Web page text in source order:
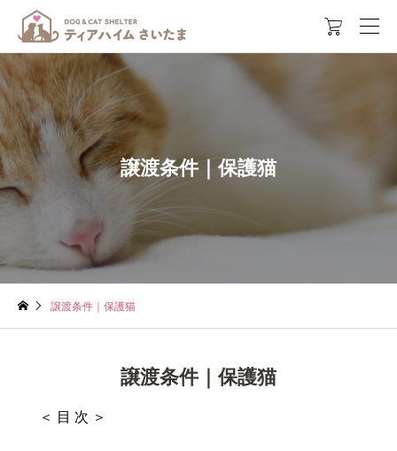

譲渡条件｜保護猫
譲渡条件｜保護猫
譲渡条件｜保護猫
＜ 目 次 ＞